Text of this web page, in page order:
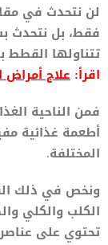
لن نتحدث في
فقط، بل نتحدث
تتناولها
اقرأ: علاج
فمن الناحية
أطعمة غذائية
المختلفة.
ونخص في ذلك
الكلب والكلي
تحتوي على